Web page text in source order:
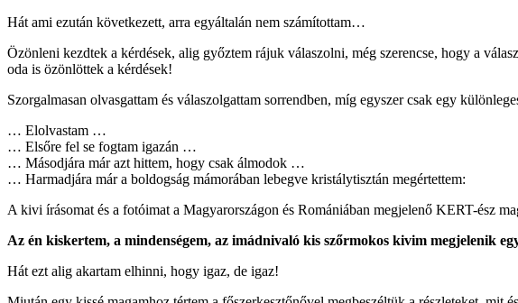
Hát ami ezután következett, arra egyáltalán nem számítottam…
Özönleni kezdtek a kérdések, alig győztem rájuk válaszolni, még szerencse, hogy a
oda is özönlöttek a kérdések!
Szorgalmasan olvasgattam és válaszolgattam sorrendben, míg egyszer csak egy
… Elolvastam …
… Elsőre fel se fogtam igazán …
… Másodjára már azt hittem, hogy csak álmodok …
… Harmadjára már a boldogság mámorában lebegve kristálytisztán megértettem:
A kivi írásomat és a fotóimat a Magyarországon és Romániában megjelenő KERT-ész
Az én kiskertem, a mindenségem, az imádnivaló kis szőrmokos kivim megjelenik
Hát ezt alig akartam elhinni, hogy igaz, de igaz!